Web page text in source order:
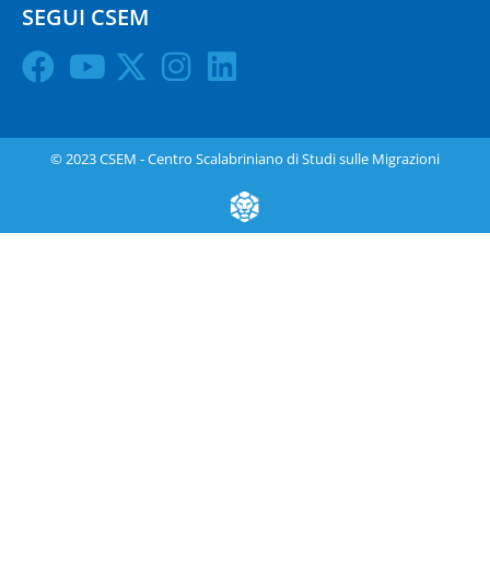
SEGUI CSEM
© 2023 CSEM - Centro Scalabriniano di Studi sulle Migrazioni